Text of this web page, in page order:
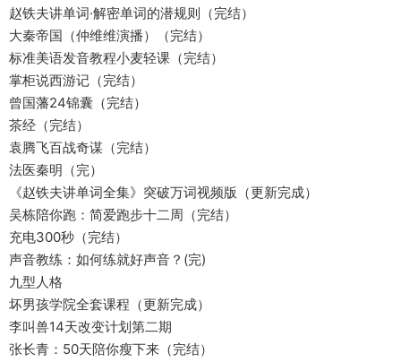
赵铁夫讲单词·解密单词的潜规则（完结）
大秦帝国（仲维维演播）（完结）
标准美语发音教程小麦轻课（完结）
掌柜说西游记（完结）
曾国藩24锦囊（完结）
茶经（完结）
袁腾飞百战奇谋（完结）
法医秦明（完）
《赵铁夫讲单词全集》突破万词视频版（更新完成）
吴栋陪你跑：简爱跑步十二周（完结）
充电300秒（完结）
声音教练：如何练就好声音？(完)
九型人格
坏男孩学院全套课程（更新完成）
李叫兽14天改变计划第二期
张长青：50天陪你瘦下来（完结）